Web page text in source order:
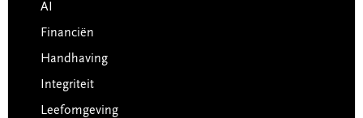
AI
Financiën
Handhaving
Integriteit
Leefomgeving